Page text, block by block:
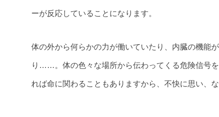
ーが反応していることになります。
体の外から何らかの力が働いていたり、内臓の機能
り……。体の色々な場所から伝わってくる危険信号
れば命に関わることもありますから、不快に思い、